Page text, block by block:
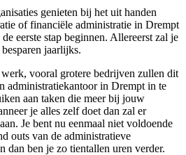
genieten bij het uit handen
of financiële administratie in Drempt
eerste stap beginnen. Allereerst zal je
jaarlijks.
vooral grotere bedrijven zullen dit
administratiekantoor in Drempt in te
aan taken die meer bij jouw
je alles zelf doet dan zal er
Je bent nu eenmaal niet voldoende
outs van de administratieve
dan ben je zo tientallen uren verder.